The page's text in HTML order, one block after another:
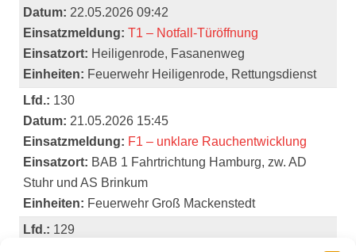
Datum: 22.05.2026 09:42
Einsatzmeldung: T1 – Notfall-Türöffnung
Einsatzort: Heiligenrode, Fasanenweg
Einheiten: Feuerwehr Heiligenrode, Rettungsdienst
Lfd.: 130
Datum: 21.05.2026 15:45
Einsatzmeldung: F1 – unklare Rauchentwicklung
Einsatzort: BAB 1 Fahrtrichtung Hamburg, zw. AD
Stuhr und AS Brinkum
Einheiten: Feuerwehr Groß Mackenstedt
Lfd.: 129